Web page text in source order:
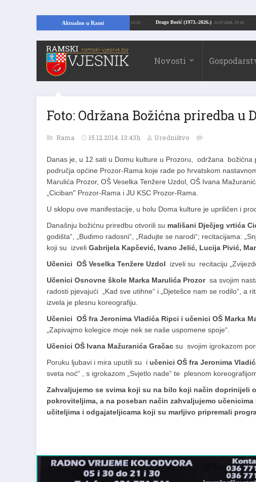
Aktualno u Rami Drago Borić (1973.-2026.) 31.07.2026.
temelje kuće, pronašao vrijedne arheološke ostatke 24.07.2026. 13:51
Novosti
Foto: Održana Božićna priredba u
Rama 15.12.2014. 13:43h Uredništvo
Danas je, u 12 sati u Domu kulture u Prozoru, održana božićna
područja općine Prozor-Rama koje rade po hrvatskom
Marulića Prozor, OŠ Veselka Tenžere Uzdol, OŠ Ivana
„Ciciban" Prozor-Rama i JU KSC Prozor-Rama.
U sklopu ove manifestacije, u holu Doma kulture je upriličen i
Današnju božićnu priredbu otvorili su mališani Dječjeg vrtića
godišta“, „Budimo radosni“, „Radujte se narodi“; recitacijama:
koji su izveli Gabrijela Kapčević, Ivano Jelić, Lucija Pivić,
Učenici OŠ Veselka Tenžere Uzdol
izveli su recitaciju
Učenici Osnovne škole Marka Marulića Prozorsa svojim
radosti pjevajući „Kad sve utihne“ i „Djetešce nam se rodilo“, a
izvela je plesnu koreografiju.
Učenici OŠ fra Jeronima Vladića Ripci i učenici OŠ Marka
„Zapivajmo kolegice moje nek se naše uspomene spoje“.
Učenici OŠ Ivana Mažuranića Gračac su svojim igrokazom
Poruku ljubavi i mira uputili su i učenici OŠ fra Jeronima
sveta noć“ , s igrokazom „Svjetlo nade“ te plesnom
Zahvaljujemo se svima koji su na bilo koji način doprinijeli
pokroviteljima, a na poseban način zahvaljujemo
učiteljima i odgajateljicama koji su marljivo pripremali